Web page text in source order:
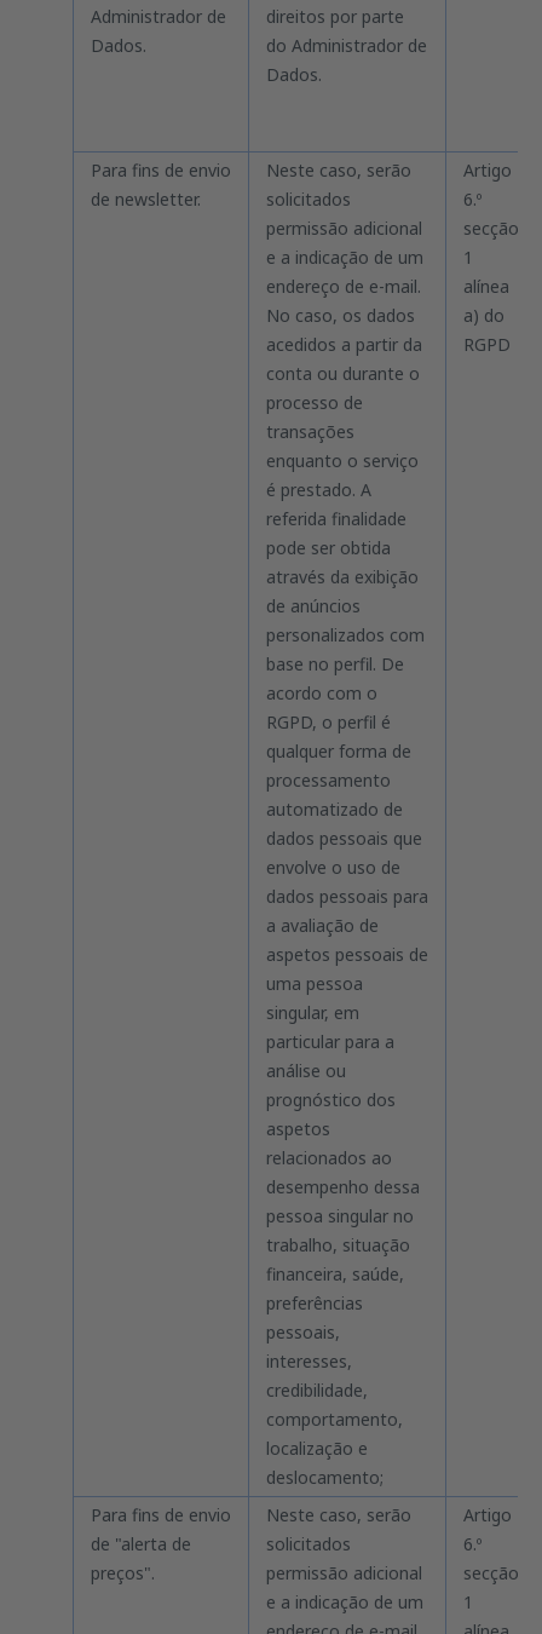
Administrador de
Dados.
direitos por parte
do Administrador de
Dados.
Para fins de envio
de newsletter.
Neste caso, serão
solicitados
permissão adicional
e a indicação de um
endereço de e-mail.
No caso, os dados
acedidos a partir da
conta ou durante o
processo de
transações
enquanto o serviço
é prestado. A
referida finalidade
pode ser obtida
através da exibição
de anúncios
personalizados com
base no perfil. De
acordo com o
RGPD, o perfil é
qualquer forma de
processamento
automatizado de
dados pessoais que
envolve o uso de
dados pessoais para
a avaliação de
aspetos pessoais de
uma pessoa
singular, em
particular para a
análise ou
prognóstico dos
aspetos
relacionados ao
desempenho dessa
pessoa singular no
trabalho, situação
financeira, saúde,
preferências
pessoais,
interesses,
credibilidade,
comportamento,
localização e
deslocamento;
Artigo
6.º
secção
1
alínea
a) do
RGPD
Para fins de envio
de "alerta de
preços".
Neste caso, serão
solicitados
permissão adicional
e a indicação de um
Artigo
6.º
secção
1